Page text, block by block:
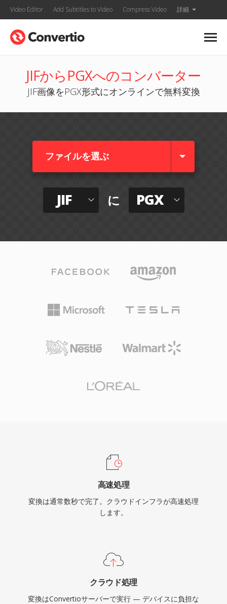
Video Editor Add Subtitles to Video Compress Video 詳細
JIFからPGXへのコンバーター
JIF画像をPGX形式にオンラインで無料変換
ファイルを選ぶ
JIF に PGX
高速処理
変換は通常数秒で完了。クラウドインフラが高速処理
します。
クラウド処理
変換はConvertioサーバーで実行 — デバイスに負担な